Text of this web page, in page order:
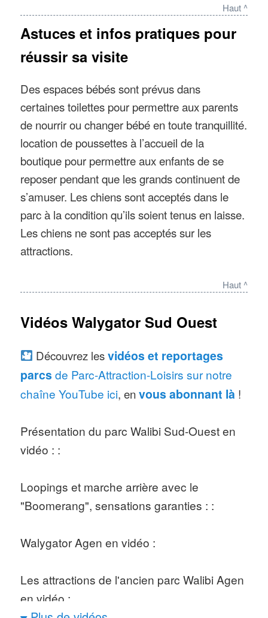
Haut ^
Astuces et infos pratiques pour
réussir sa visite
Des espaces bébés sont prévus dans
certaines toilettes pour permettre aux parents
de nourrir ou changer bébé en toute tranquillité.
location de poussettes à l’accueil de la
boutique pour permettre aux enfants de se
reposer pendant que les grands continuent de
s’amuser. Les chiens sont acceptés dans le
parc à la condition qu’ils soient tenus en laisse.
Les chiens ne sont pas acceptés sur les
attractions.
Haut ^
Vidéos Walygator Sud Ouest
Découvrez lesvidéos et reportages
parcs de Parc-Attraction-Loisirs sur notre
chaîne YouTube ici, envous abonnant là !
Présentation du parc Walibi Sud-Ouest en
vidéo : :
Loopings et marche arrière avec le
"Boomerang", sensations garanties : :
Walygator Agen en vidéo :
Les attractions de l'ancien parc Walibi Agen
en vidéo :